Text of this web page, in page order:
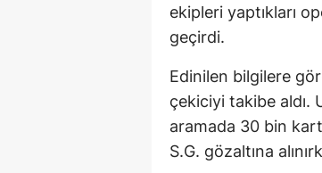
ekipleri yaptıkları
geçirdi.
Edinilen bilgilere
çekiciyi takibe aldı.
aramada 30 bin
S.G. gözaltına